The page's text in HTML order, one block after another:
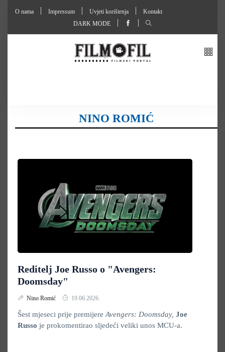
O nama Impressum Uvjeti korištenja
Kontakt
DARK MODE
NINO ROMIĆ
Reditelj Joe Russo o "Avengers:
Doomsday"
Nino Romić 19.06.2026.
Šest mjeseci prije premijere Avengers: Doomsday, Joe
Russo je prokomentirao sljedeći veliki unos MCU-a.